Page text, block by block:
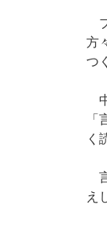
方
つ
く
え